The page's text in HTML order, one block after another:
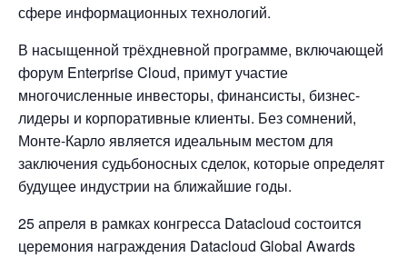
сфере информационных технологий.
В насыщенной трёхдневной программе, включающей
форум Enterprise Cloud, примут участие
многочисленные инвесторы, финансисты, бизнес-
лидеры и корпоративные клиенты. Без сомнений,
Монте-Карло является идеальным местом для
заключения судьбоносных сделок, которые определят
будущее индустрии на ближайшие годы.
25 апреля в рамках конгресса Datacloud состоится
церемония награждения Datacloud Global Awards